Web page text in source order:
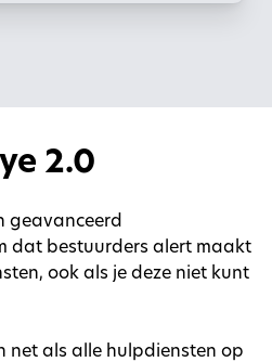
2.0
geavanceerd
dat bestuurders alert maakt
ook als je deze niet kunt
net als alle hulpdiensten op